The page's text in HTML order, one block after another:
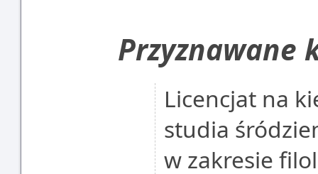
Przyznawane
Licencjat na
studia
w zakresie